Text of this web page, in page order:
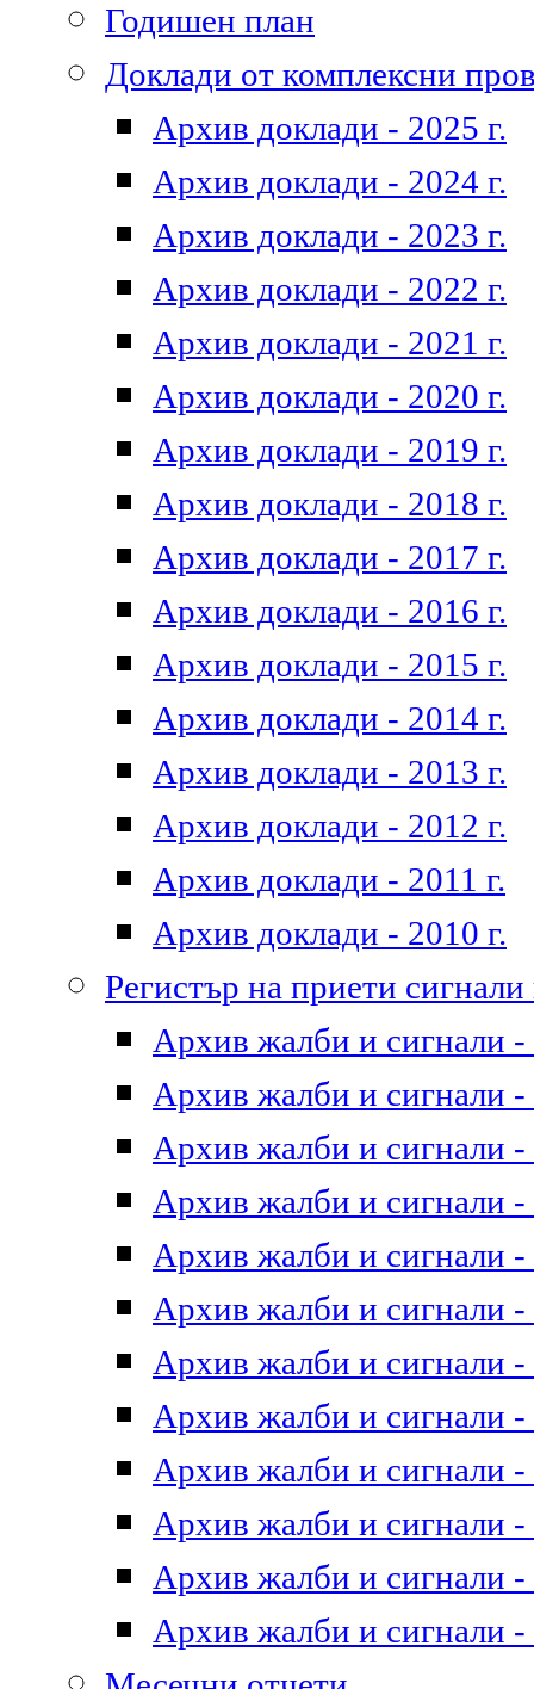
Годишен план
Доклади от комплексни
Архив доклади - 2025 г.
Архив доклади - 2024 г.
Архив доклади - 2023 г.
Архив доклади - 2022 г.
Архив доклади - 2021 г.
Архив доклади - 2020 г.
Архив доклади - 2019 г.
Архив доклади - 2018 г.
Архив доклади - 2017 г.
Архив доклади - 2016 г.
Архив доклади - 2015 г.
Архив доклади - 2014 г.
Архив доклади - 2013 г.
Архив доклади - 2012 г.
Архив доклади - 2011 г.
Архив доклади - 2010 г.
Регистър на приети
Архив жалби и сигнали -
Архив жалби и сигнали -
Архив жалби и сигнали -
Архив жалби и сигнали -
Архив жалби и сигнали -
Архив жалби и сигнали -
Архив жалби и сигнали -
Архив жалби и сигнали -
Архив жалби и сигнали -
Архив жалби и сигнали -
Архив жалби и сигнали -
Архив жалби и сигнали -